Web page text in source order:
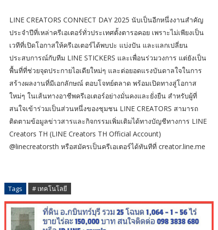
LINE CREATORS CONNECT DAY 2025 นับเป็นอีกหนึ่งงานสำคัญ
ประจำปีที่เหล่าครีเอเตอร์ทั่วประเทศตั้งตารอคอย เพราะไม่เพียงเป็น
เวทีที่เปิดโอกาสให้ครีเอเตอร์ได้พบปะ แบ่งปัน และแลกเปลี่ยน
ประสบการณ์กับทีม LINE STICKERS และเพื่อนร่วมวงการ แต่ยังเป็น
พื้นที่ที่ช่วยจุดประกายไอเดียใหม่ๆ และต่อยอดแรงบันดาลใจในการ
สร้างผลงานที่มีเอกลักษณ์ ตอบโจทย์ตลาด พร้อมเปิดทางสู่โอกาส
ใหม่ๆ ในเส้นทางอาชีพครีเอเตอร์อย่างมั่นคงและยั่งยืน สำหรับผู้ที่
สนใจเข้าร่วมเป็นส่วนหนึ่งของชุมชน LINE CREATORS สามารถ
ติดตามข้อมูลข่าวสารและกิจกรรมเพิ่มเติมได้ทางบัญชีทางการ LINE
Creators TH (LINE Creators TH Official Account)
@linecreatorsth หรือสมัครเป็นครีเอเตอร์ได้ทันทีที่ creator.line.me
Tags # เทคโนโลยี